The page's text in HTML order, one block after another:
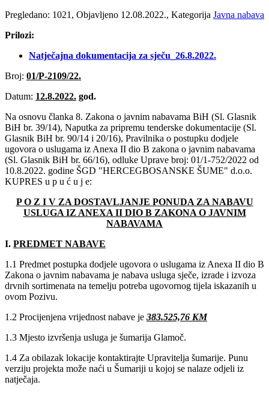
Pregledano: 1021, Objavljeno 12.08.2022., Kategorija Javna nabava
Prilozi:
Natječajna dokumentacija za sječu_26.8.2022‎.
Broj: 01/P-2109/22.
Datum: 12.8.2022. god.
Na osnovu članka 8. Zakona o javnim nabavama BiH (Sl. Glasnik
BiH br. 39/14), Naputka za pripremu tenderske dokumentacije (Sl.
Glasnik BiH br. 90/14 i 20/16), Pravilnika o postupku dodjele
ugovora o uslugama iz Anexa II dio B zakona o javnim nabavama
(Sl. Glasnik BiH br. 66/16), odluke Uprave broj: 01/1-752/2022 od
10.8.2022. godine ŠGD "HERCEGBOSANSKE ŠUME" d.o.o.
KUPRES u p u ć u j e:
P O Z I V ZA DOSTAVLJANJE PONUDA ZA NABAVU
USLUGA IZ ANEXA II DIO B ZAKONA O JAVNIM
NABAVAMA
I. PREDMET NABAVE
1.1 Predmet postupka dodjele ugovora o uslugama iz Anexa II dio B
Zakona o javnim nabavama je nabava usluga sječe, izrade i izvoza
drvnih sortimenata na temelju potreba ugovornog tijela iskazanih u
ovom Pozivu.
1.2 Procijenjena vrijednost nabave je 383.525,76 KM
1.3 Mjesto izvršenja usluga je šumarija Glamoč.
1.4 Za obilazak lokacije kontaktirajte Upravitelja šumarije. Punu
verziju projekta može naći u Šumariji u kojoj se nalaze odjeli iz
natječaja.